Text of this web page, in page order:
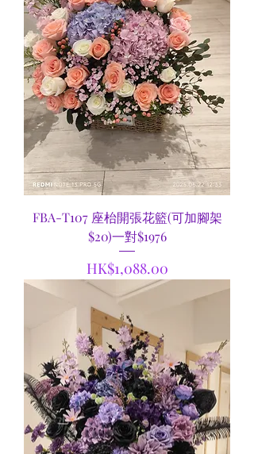
FBA-T107 座枱開張花籃(可加腳架
$20)一對$1976
價格
HK$1,088.00